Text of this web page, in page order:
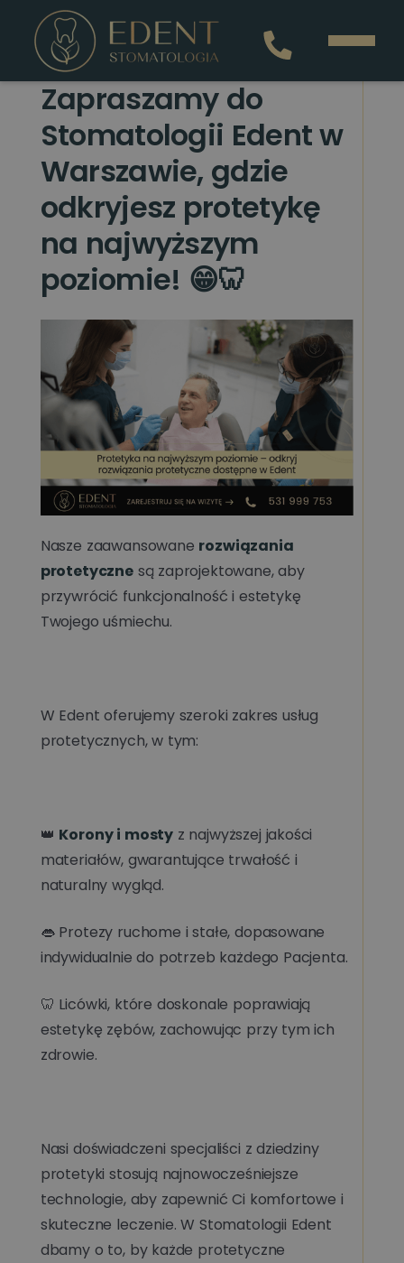
Zapraszamy do
Stomatologii Edent w
Warszawie, gdzie
odkryjesz protetykę
na najwyższym
poziomie! 😁🦷
Nasze zaawansowane rozwiązania
protetycznesą zaprojektowane, aby
przywrócić funkcjonalność i estetykę
Twojego uśmiechu.
W Edent oferujemy szeroki zakres usług
protetycznych, w tym:
👑 Korony i mosty z najwyższej jakości
materiałów, gwarantujące trwałość i
naturalny wygląd.
👄 Protezy ruchome i stałe, dopasowane
indywidualnie do potrzeb każdego Pacjenta.
🦷 Licówki, które doskonale poprawiają
estetykę zębów, zachowując przy tym ich
zdrowie.
Nasi doświadczeni specjaliści z dziedziny
protetyki stosują najnowocześniejsze
technologie, aby zapewnić Ci komfortowe i
skuteczne leczenie. W Stomatologii Edent
dbamy o to, by każde protetyczne